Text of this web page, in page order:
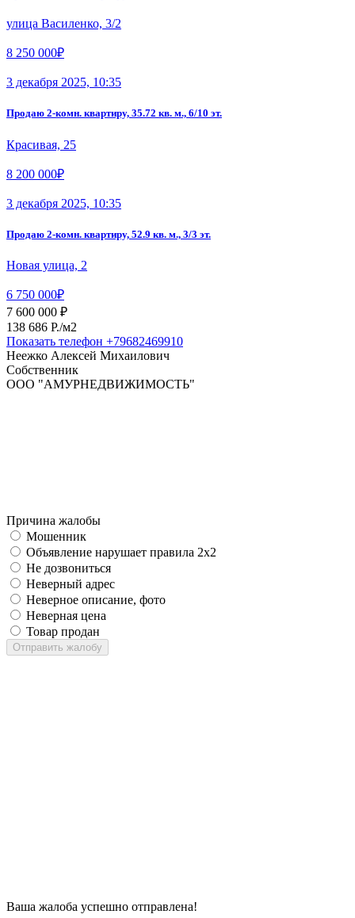
улица Василенко, 3/2
8 250 000₽
3 декабря 2025, 10:35
Продаю 2-комн. квартиру, 35.72 кв. м., 6/10 эт.
Красивая, 25
8 200 000₽
3 декабря 2025, 10:35
Продаю 2-комн. квартиру, 52.9 кв. м., 3/3 эт.
Новая улица, 2
6 750 000₽
7 600 000 ₽
138 686 P./м2
Показать телефон +79682469910
Неежко Алексей Михаилович
Собственник
ООО "АМУРНЕДВИЖИМОСТЬ"
Причина жалобы
Мошенник
Объявление нарушает правила 2x2
Не дозвониться
Неверный адрес
Неверное описание, фото
Неверная цена
Товар продан
Отправить жалобу
Ваша жалоба успешно отправлена!